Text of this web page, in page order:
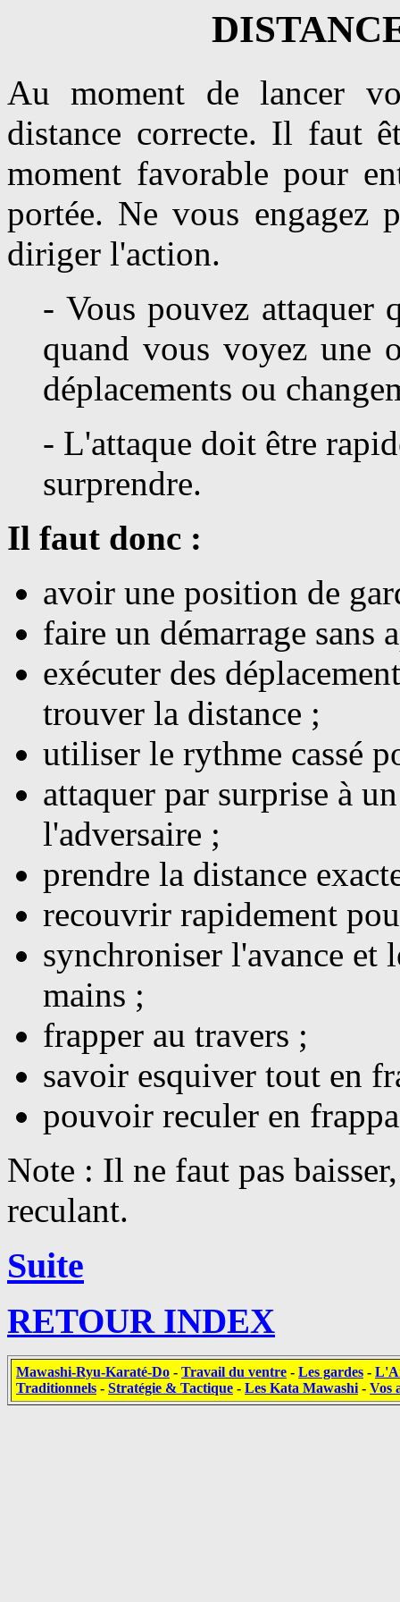
Au moment de lancer
distance correcte. Il faut
moment favorable pour
portée. Ne vous engagez
diriger l'action.
- Vous pouvez attaquer
quand vous voyez une
déplacements ou
- L'attaque doit être
surprendre.
Il faut donc :
avoir une position de
faire un démarrage sans
exécuter des
trouver la distance ;
utiliser le rythme cassé
attaquer par surprise à
l'adversaire ;
prendre la distance
recouvrir rapidement
synchroniser l'avance et
mains ;
frapper au travers ;
savoir esquiver tout en
pouvoir reculer en
Note : Il ne faut pas
reculant.
Suite
RETOUR INDEX
Mawashi-Ryu-Karaté-Do - Travail du ventre - Les gardes -
Traditionnels - Stratégie & Tactique - Les Kata Mawashi - Vos